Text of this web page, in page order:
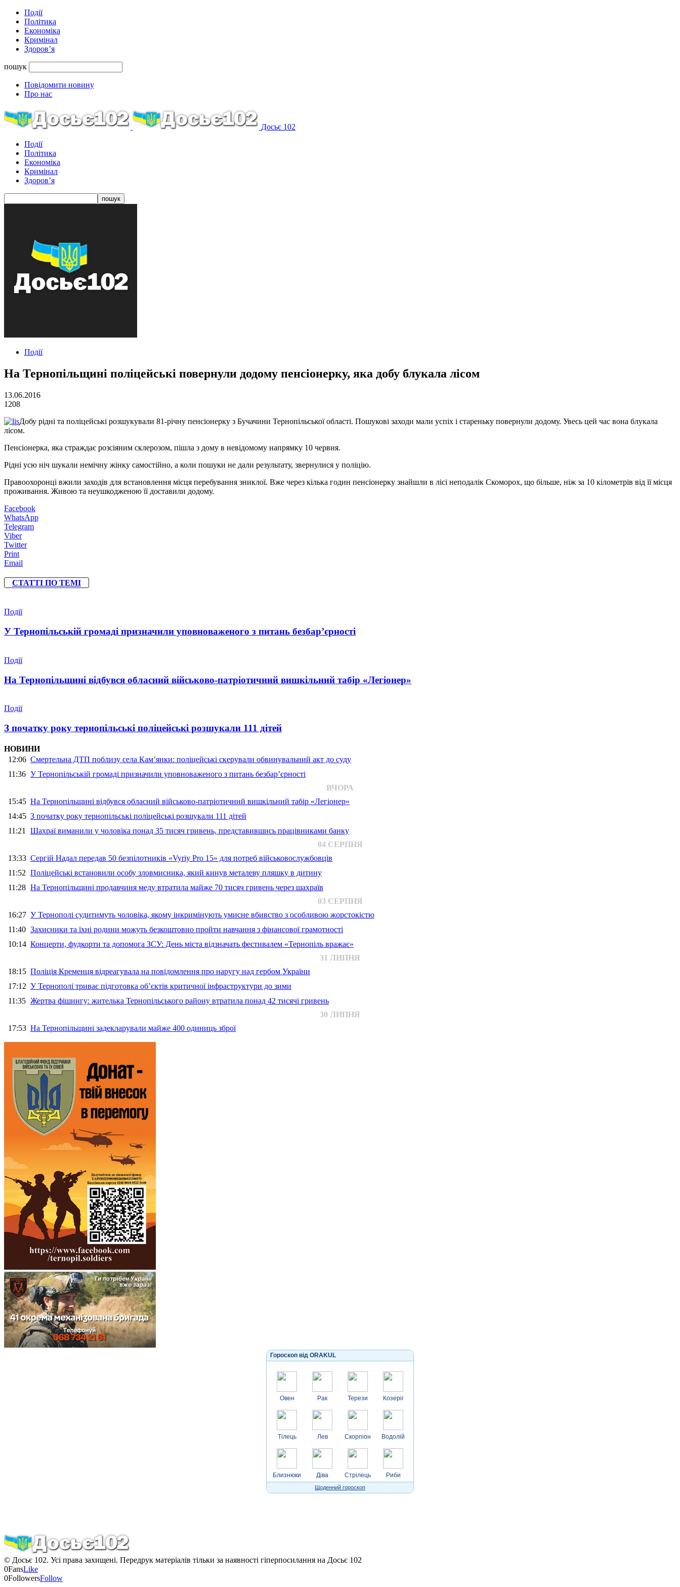
Події
Політика
Економіка
Кримінал
Здоров’я
пошук
Повідомити новину
Про нас
Досьє 102
Події
Політика
Економіка
Кримінал
Здоров’я
Події
На Тернопільщині поліцейські повернули додому пенсіонерку, яка добу блукала лісом
13.06.2016
1208
Добу рідні та поліцейські розшукували 81-річну пенсіонерку з Бучачини Тернопільської області. Пошукові заходи мали успіх і стареньку повернули додому. Увесь цей час вона блукала
лісом.
Пенсіонерка, яка страждає розсіяним склерозом, пішла з дому в невідомому напрямку 10 червня.
Рідні усю ніч шукали немічну жінку самостійно, а коли пошуки не дали результату, звернулися у поліцію.
Правоохоронці вжили заходів для встановлення місця перебування зниклої. Вже через кілька годин пенсіонерку знайшли в лісі неподалік Скоморох, що більше, ніж за 10 кілометрів від її місця
проживання. Живою та неушкодженою її доставили додому.
Facebook
WhatsApp
Telegram
Viber
Twitter
Print
Email
СТАТТІ ПО ТЕМІ
Події
У Тернопільській громаді призначили уповноваженого з питань безбар’єрності
Події
На Тернопільщині відбувся обласний військово-патріотичний вишкільний табір «Легіонер»
Події
З початку року тернопільські поліцейські розшукали 111 дітей
НОВИНИ
12:06 Смертельна ДТП поблизу села Кам’янки: поліцейські скерували обвинувальний акт до суду
11:36 У Тернопільській громаді призначили уповноваженого з питань безбар’єрності
ВЧОРА
15:45 На Тернопільщині відбувся обласний військово-патріотичний вишкільний табір «Легіонер»
14:45 З початку року тернопільські поліцейські розшукали 111 дітей
11:21 Шахраї виманили у чоловіка понад 35 тисяч гривень, представившись працівниками банку
04 СЕРПНЯ
13:33 Сергій Надал передав 50 безпілотників «Vyriy Pro 15» для потреб військовослужбовців
11:52 Поліцейські встановили особу зловмисника, який кинув металеву пляшку в дитину
11:28 На Тернопільщині продавчиня меду втратила майже 70 тисяч гривень через шахраїв
03 СЕРПНЯ
16:27 У Тернополі судитимуть чоловіка, якому інкримінують умисне вбивство з особливою жорстокістю
11:40 Захисники та їхні родини можуть безкоштовно пройти навчання з фінансової грамотності
10:14 Концерти, фудкорти та допомога ЗСУ: День міста відзначать фестивалем «Тернопіль вражає»
31 ЛИПНЯ
18:15 Поліція Кременця відреагувала на повідомлення про наругу над гербом України
17:12 У Тернополі триває підготовка об’єктів критичної інфраструктури до зими
11:35 Жертва фішингу: жителька Тернопільського району втратила понад 42 тисячі гривень
30 ЛИПНЯ
17:53 На Тернопільщині задекларували майже 400 одиниць зброї
Гороскоп від ORAKUL
Овен
Тілець
Близнюки
Рак
Лев
Діва
Терези
Скорпіон
Стрілець
Козеріг
Водолій
Риби
Щоденний гороскоп
© Досьє 102. Усі права захищені. Передрук матеріалів тільки за наявності гіперпосилання на Досьє 102
0FansLike
0FollowersFollow